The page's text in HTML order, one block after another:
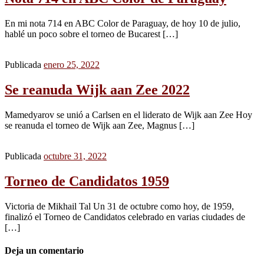
En mi nota 714 en ABC Color de Paraguay, de hoy 10 de julio,
hablé un poco sobre el torneo de Bucarest […]
Publicada enero 25, 2022
Se reanuda Wijk aan Zee 2022
Mamedyarov se unió a Carlsen en el liderato de Wijk aan Zee Hoy
se reanuda el torneo de Wijk aan Zee, Magnus […]
Publicada octubre 31, 2022
Torneo de Candidatos 1959
Victoria de Mikhail Tal Un 31 de octubre como hoy, de 1959,
finalizó el Torneo de Candidatos celebrado en varias ciudades de
[…]
Deja un comentario